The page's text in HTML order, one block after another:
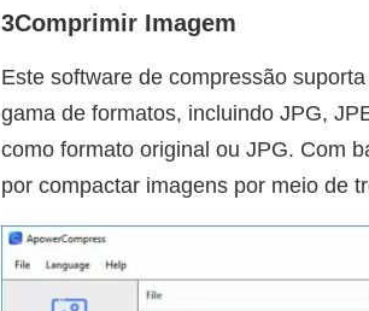
3Comprimir Imagem
Este software de compressão
gama de formatos, incluindo JPG,
como formato original ou JPG. Com
por compactar imagens por meio de